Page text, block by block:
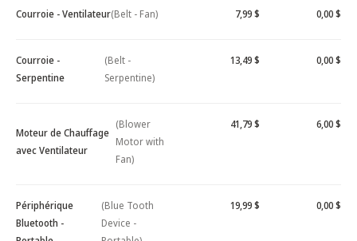
Courroie - Ventilateur(Belt - Fan) 7,99 $ 0,00 $
Courroie -
Serpentine
(Belt -
Serpentine)
13,49 $ 0,00 $
Moteur de Chauffage
avec Ventilateur
(Blower
Motor with
Fan)
41,79 $ 6,00 $
Périphérique
Bluetooth -
(Blue Tooth
Device -
19,99 $ 0,00 $